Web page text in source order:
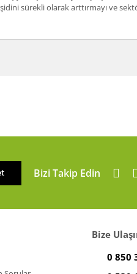
sürekli olarak arttırmayı ve
Bizi Takip Edin
Bize
0 850